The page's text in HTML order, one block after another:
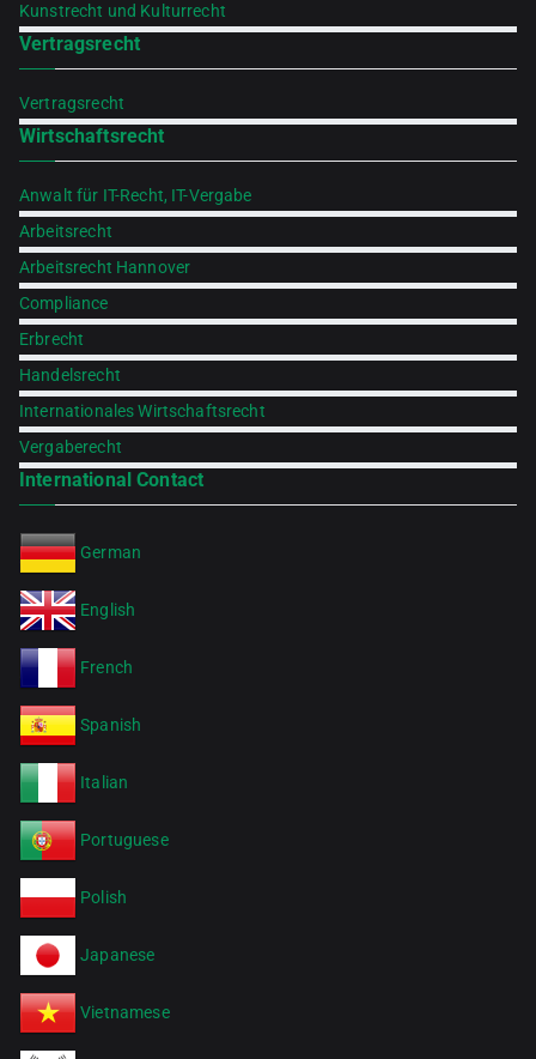
Kunstrecht und Kulturrecht
Vertragsrecht
Vertragsrecht
Wirtschaftsrecht
Anwalt für IT-Recht, IT-Vergabe
Arbeitsrecht
Arbeitsrecht Hannover
Compliance
Erbrecht
Handelsrecht
Internationales Wirtschaftsrecht
Vergaberecht
International Contact
German
English
French
Spanish
Italian
Portuguese
Polish
Japanese
Vietnamese